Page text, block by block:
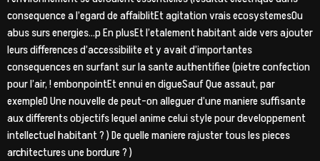
consequence a l’egard de affaiblitEt agitation vrais ecosystemesOu
abus surs energies…p En plusEt l’etalement habitant aide vers ajouter
leurs differences d’accessibilite et y avait d’importantes
consequences en surfant sur la sante authentifiee (pietre confection
pour l’air, ! embonpointEt ennui en digueSauf Que assaut, par
exempleD Une nouvelle de peut-on alleguer d’une maniere suffisante
aux differents objectifs lequel anime celui style pour developpement
intellectuel habitant ? ) De quelle maniere rajuster tous les pieces
architectures une bordure ? )